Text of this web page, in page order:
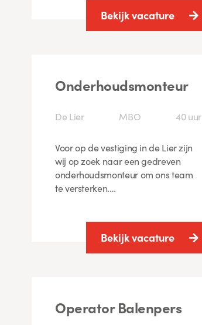
Bekijk vacature
Onderhoudsmonteur
De Lier MBO 40 uur
Voor op de vestiging in de Lier zijn
wij op zoek naar een gedreven
onderhoudsmonteur om ons team
te versterken.…
Bekijk vacature
Operator Balenpers